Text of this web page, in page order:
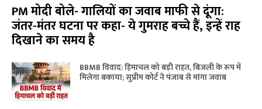
PM मोदी बोले- गालियों का जवाब माफी से दूंगा:
जंतर-मंतर घटना पर कहा- ये गुमराह बच्चे हैं, इन्हें राह
दिखाने का समय है
BBMB विवाद: हिमाचल को बड़ी राहत, बिजली के रूप में
मिलेगा बकाया; सुप्रीम कोर्ट ने पंजाब से मांगा जवाब